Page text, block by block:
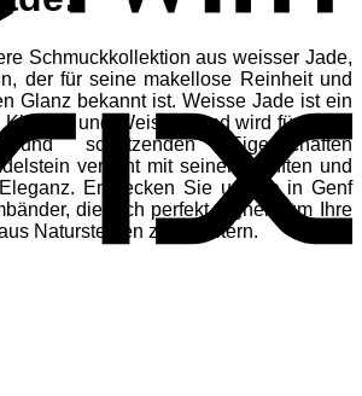
Schmuckkollektion aus weisser Jade,
der für seine makellose Reinheit und
Glanz bekannt ist. Weisse Jade ist ein
und Weisheit und wird für seine
und schützenden Eigenschaften
verleiht mit seinem sanften und
Entdecken Sie unsere in Genf
die sich perfekt eignen, um Ihre
Natursteinen zu erweitern.